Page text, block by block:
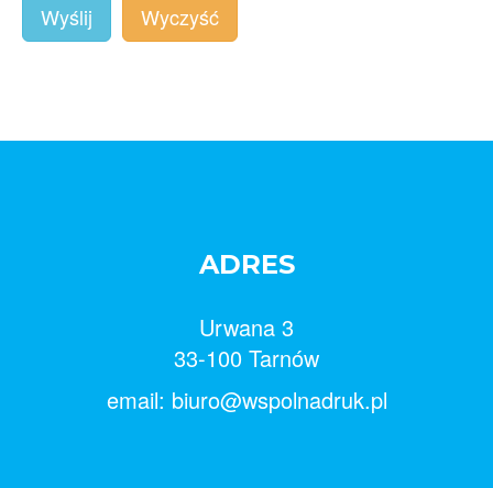
Wyślij Wyczyść
ADRES
Urwana 3
33-100 Tarnów
email: biuro@wspolnadruk.pl